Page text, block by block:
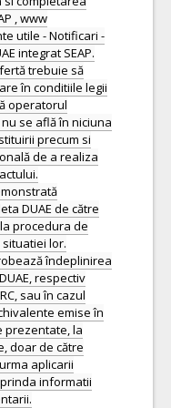
, www
utile - Notificari -
integrat SEAP.
trebuie să
în conditiile legii
operatorul
se află în niciuna
precum si
de a realiza
DUAE de către
procedura de
lor.
îndeplinirea
respectiv
sau în cazul
emise în
prezentate, la
doar de către
aplicarii
informatii